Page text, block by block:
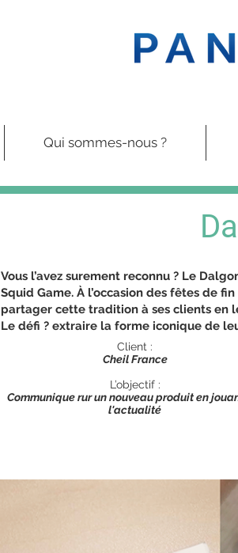
Qui sommes-nous ?
Vous l’avez surement reconnu ? Le
Squid Game. À l’occasion des fêtes de
partager cette tradition à ses clients en
Le défi ? extraire la forme iconique de
Client :
Cheil France
L’objectif :
Communique rur un nouveau produit en
l'actualité